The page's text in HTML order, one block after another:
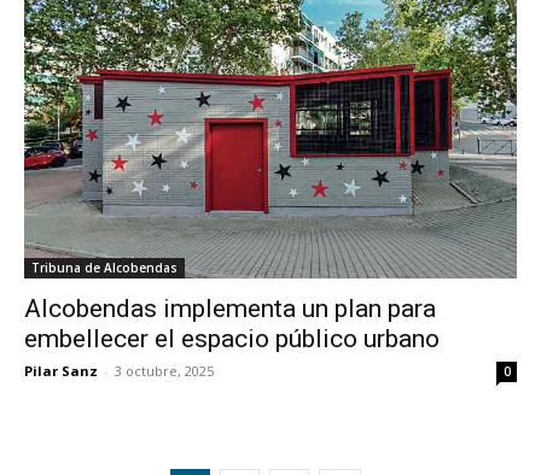
Tribuna de Alcobendas
Alcobendas implementa un plan para
embellecer el espacio público urbano
Pilar Sanz - 3 octubre, 2025 0